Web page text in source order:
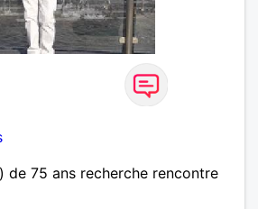
de 75 ans recherche rencontre